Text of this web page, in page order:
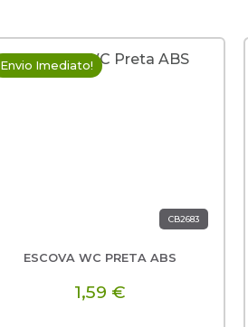
Envio Imediato!
CB2683
ESCOVA WC PRETA ABS
1,59 €